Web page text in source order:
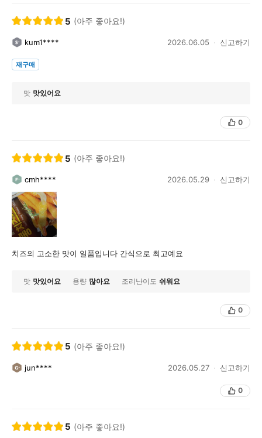
5 (아주 좋아요!)
kum1**** 2026.06.05 신고하기
재구매
맛 맛있어요
0
5 (아주 좋아요!)
cmh**** 2026.05.29 신고하기
치즈의 고소한 맛이 일품입니다 간식으로 최고예요
맛 맛있어요 용량 많아요 조리난이도 쉬워요
0
5 (아주 좋아요!)
jun**** 2026.05.27 신고하기
0
5 (아주 좋아요!)